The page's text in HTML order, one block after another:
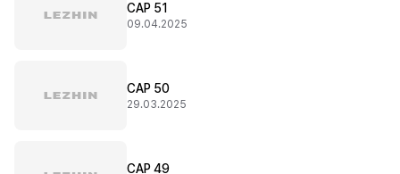
CAP 51
09.04.2025
CAP 50
29.03.2025
CAP 49